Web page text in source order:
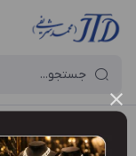
آرایه و جعبه جواهر تهران